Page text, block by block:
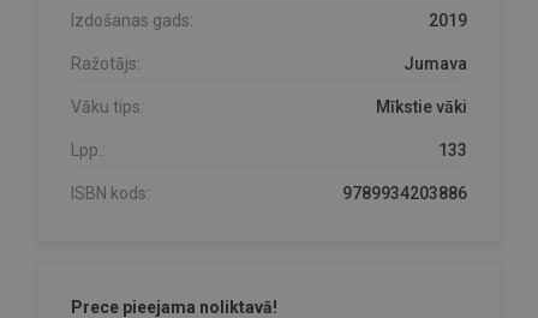
Izdošanas gads: 2019
Ražotājs: Jumava
Vāku tips: Mīkstie vāki
Lpp.: 133
ISBN kods: 9789934203886
Prece pieejama noliktavā!